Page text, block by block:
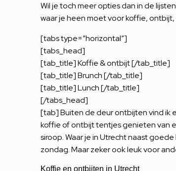
Wil je toch meer opties dan in de
waar je heen moet voor koffie,
[tabs type=”horizontal”]
[tabs_head]
[tab_title] Koffie & ontbijt [/tab_title]
[tab_title] Brunch [/tab_title]
[tab_title] Lunch [/tab_title]
[/tabs_head]
[tab] Buiten de deur ontbijten vind ik
koffie of ontbijt tentjes genieten van
siroop. Waar je in Utrecht naast
zondag. Maar zeker ook leuk voor
Koffie en ontbijten in Utrecht